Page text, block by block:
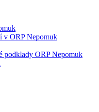
v ORP Nepomuk
podklady ORP Nepomuk